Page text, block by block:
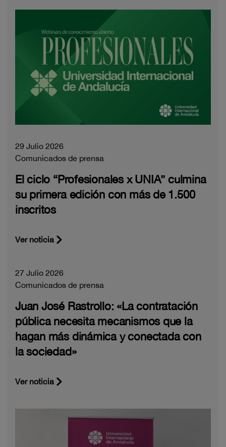
29 Julio 2026
Comunicados de prensa
El ciclo “Profesionales x UNIA” culmina
su primera edición con más de 1.500
inscritos
Ver noticia
27 Julio 2026
Comunicados de prensa
Juan José Rastrollo: «La contratación
pública necesita mecanismos que la
hagan más dinámica y conectada con
la sociedad»
Ver noticia